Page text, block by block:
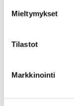
Mieltymykset
Tilastot
Markkinointi
neljän
median
oman